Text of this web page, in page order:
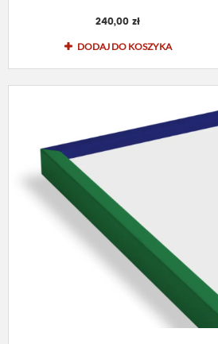
240,00 zł
DODAJ DO KOSZYKA